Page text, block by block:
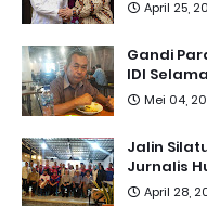
April 25,
Gandi
IDI
Mei 04,
Jalin
Jurnalis
April 28,